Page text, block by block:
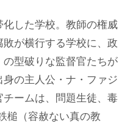
した学校。教師の権威
が横行する学校に、政
型破りな監督官たちが
の主人公・ナ・ファジ
ームは、問題生徒、毒
槌（容赦ない真の教